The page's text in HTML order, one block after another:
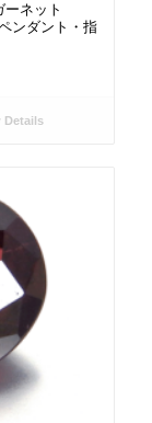
ネット
・指
Details